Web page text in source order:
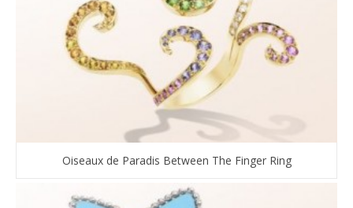
Oiseaux de Paradis Between The Finger Ring